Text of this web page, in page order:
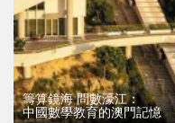
籌算鏡海 問數濠江：
中國數學教育的澳門記憶